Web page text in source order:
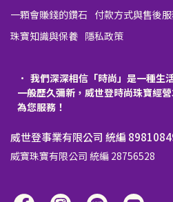
一顆會賺錢的鑽石 付款方式與售後
珠寶知識與保養 隱私政策
我們深深相信「時尚」是一種生
一般歷久彌新，威世登時尚珠寶經
為您服務！
威世登事業有限公司 統編
威寶珠寶有限公司 統編 28756528